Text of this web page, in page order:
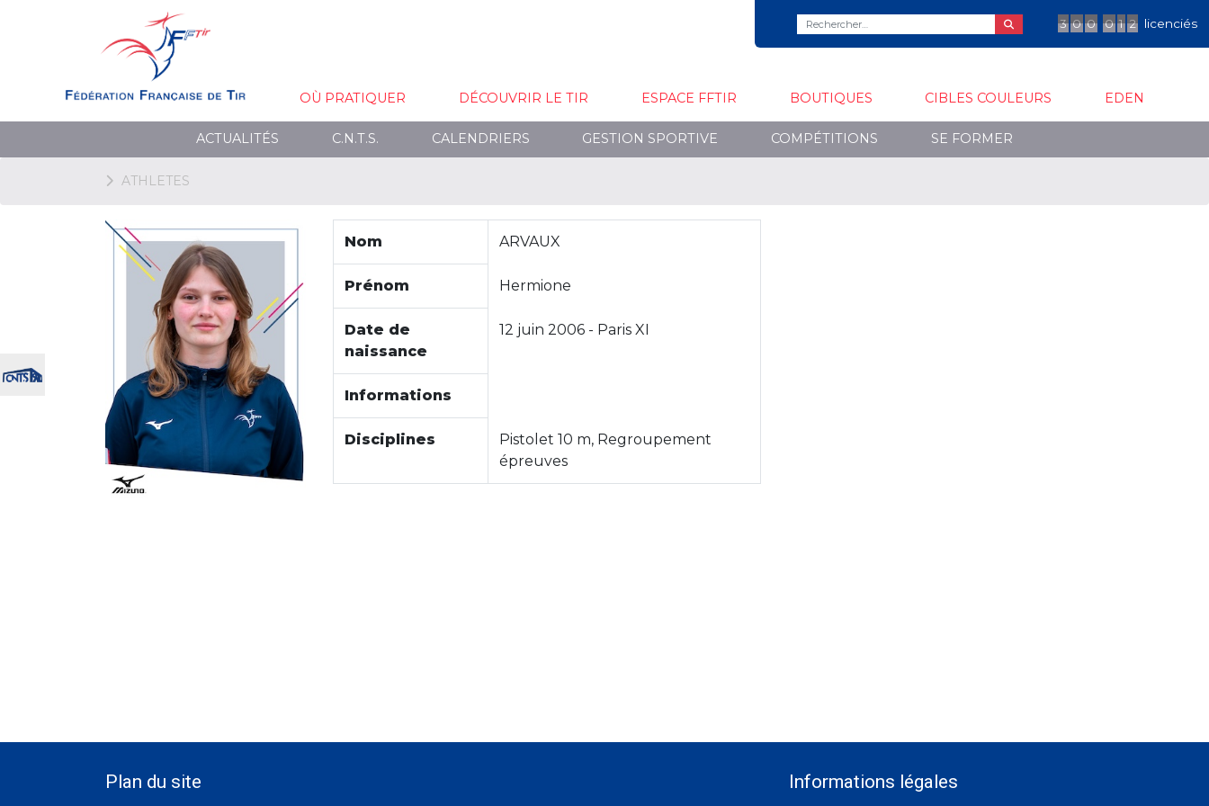
3 0 0 0 1 2 licenciés
OÙ PRATIQUER DÉCOUVRIR LE TIR ESPACE FFTIR BOUTIQUES CIBLES COULEURS EDEN
ACTUALITÉS C.N.T.S. CALENDRIERS GESTION SPORTIVE COMPÉTITIONS SE FORMER
ATHLETES
Nom ARVAUX
Prénom Hermione
Date de
naissance
12 juin 2006 - Paris XI
Informations
Disciplines
Pistolet 10 m, Regroupement
épreuves
Plan du site Informations légales